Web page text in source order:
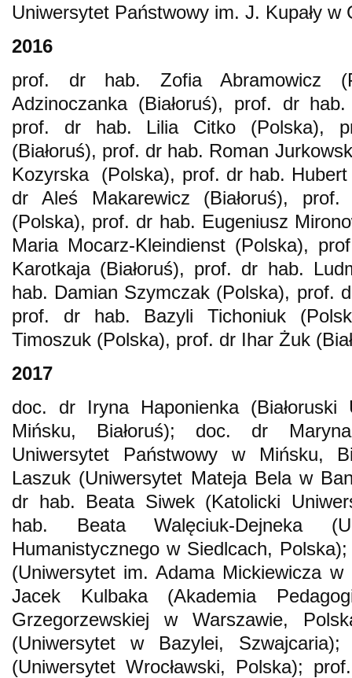
Uniwersytet Państwowy im. J. Kupały w
2016
prof. dr hab. Zofia Abramowicz
Adzinoczanka (Białoruś), prof. dr
prof. dr hab. Lilia Citko (Polska),
(Białoruś), prof. dr hab. Roman
Kozyrska (Polska), prof. dr hab.
dr Aleś Makarewicz (Białoruś),
(Polska), prof. dr hab. Eugeniusz
Maria Mocarz-Kleindienst (Polska),
Karotkaja (Białoruś), prof. dr hab.
hab. Damian Szymczak (Polska), prof.
prof. dr hab. Bazyli Tichoniuk
Timoszuk (Polska), prof. dr Ihar Żuk
2017
doc. dr Iryna Haponienka (Białoruski
Mińsku, Białoruś); doc. dr Maryna
Uniwersytet Państwowy w Mińsku,
Laszuk (Uniwersytet Mateja Bela w
dr hab. Beata Siwek (Katolicki
hab. Beata Walęciuk-Dejneka
Humanistycznego w Siedlcach,
(Uniwersytet im. Adama Mickiewicza
Jacek Kulbaka (Akademia
Grzegorzewskiej w Warszawie,
(Uniwersytet w Bazylei,
(Uniwersytet Wrocławski, Polska);